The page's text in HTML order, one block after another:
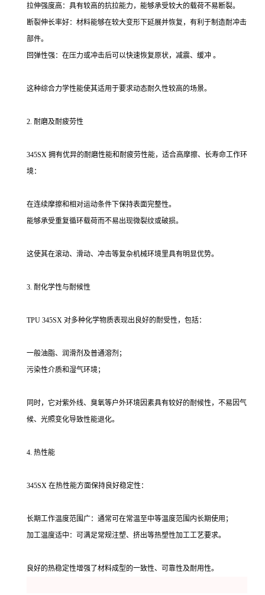
拉伸强度高：具有较高的抗拉能力，能够承受较大的载荷不易断裂。
断裂伸长率好：材料能够在较大变形下延展并恢复，有利于制造耐冲击
部件。
回弹性强：在压力或冲击后可以快速恢复原状，减震、缓冲 。
这种综合力学性能使其适用于要求动态耐久性较高的场景。
2. 耐磨及耐疲劳性
345SX 拥有优异的耐磨性能和耐疲劳性能，适合高摩擦、长寿命工作环
境：
在连续摩擦和相对运动条件下保持表面完整性。
能够承受重复循环载荷而不易出现微裂纹或破损。
这使其在滚动、滑动、冲击等复杂机械环境里具有明显优势。
3. 耐化学性与耐候性
TPU 345SX 对多种化学物质表现出良好的耐受性，包括：
一般油脂、润滑剂及普通溶剂；
污染性介质和湿气环境；
同时，它对紫外线、臭氧等户外环境因素具有较好的耐候性，不易因气
候、光照变化导致性能退化。
4. 热性能
345SX 在热性能方面保持良好稳定性：
长期工作温度范围广：通常可在常温至中等温度范围内长期使用；
加工温度适中：可满足常规注塑、挤出等热塑性加工工艺要求。
良好的热稳定性增强了材料成型的一致性、可靠性及耐用性。